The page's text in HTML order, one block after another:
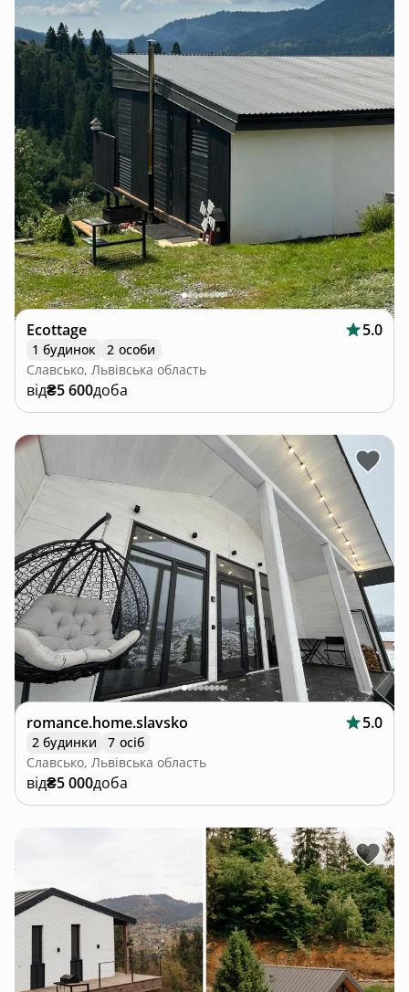
Ecottage 5.0
1 будинок
2 особи
Славсько, Львівська область
від₴5 600доба
romance.home.slavsko 5.0
2 будинки
7 осіб
Славсько, Львівська область
від₴5 000доба